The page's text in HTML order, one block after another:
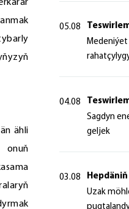
ähli
onuň
05.08
04.08
Sagdyn
geljek
03.08
Uzak